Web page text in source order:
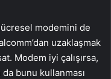
modemini de
uzaklaşmak
Modem iyi çalışırsa,
bunu kullanması